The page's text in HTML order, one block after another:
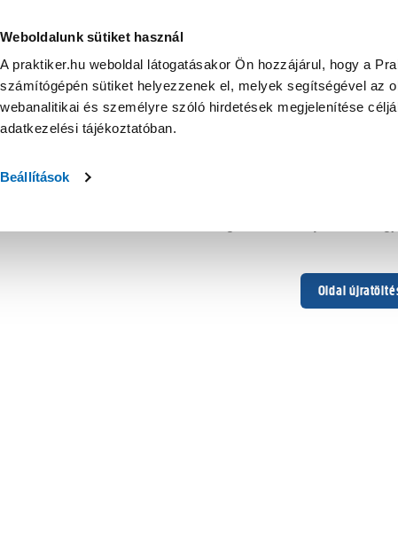
Weboldalunk sütiket használ
A praktiker.hu weboldal látogatásakor Ön hozzájárul, hogy a
számítógépén sütiket helyezzenek el, melyek segítségével az
webanalitikai és személyre szóló hirdetések megjelenítése
adatkezelési tájékoztatóban.
Beállítások
Oldal